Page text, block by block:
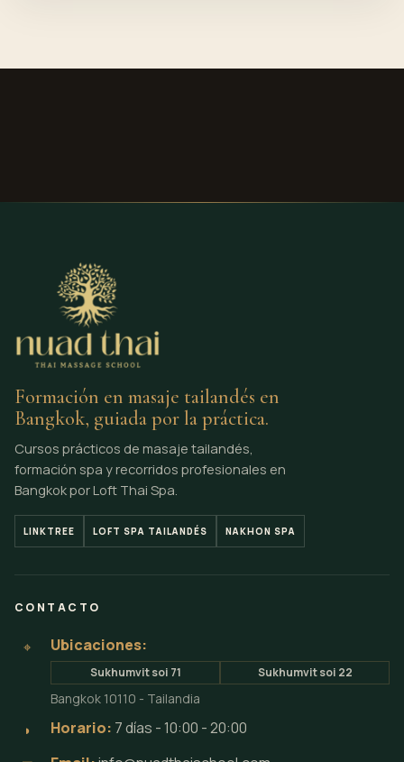
Formación en masaje tailandés en
Bangkok, guiada por la práctica.
Cursos prácticos de masaje tailandés,
formación spa y recorridos profesionales en
Bangkok por Loft Thai Spa.
LINKTREE LOFT SPA TAILANDÉS NAKHON SPA
CONTACTO
⌖ Ubicaciones:
Sukhumvit soi 71 Sukhumvit soi 22
Bangkok 10110 - Tailandia
◗ Horario: 7 días - 10:00 - 20:00